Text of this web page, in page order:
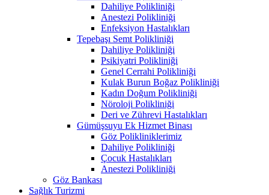
Dahiliye Polikliniği
Anestezi Polikliniği
Enfeksiyon Hastalıkları
Tepebaşı Semt Polikliniği
Dahiliye Polikliniği
Psikiyatri Polikliniği
Genel Cerrahi Polikliniği
Kulak Burun Boğaz Polikliniği
Kadın Doğum Polikliniği
Nöroloji Polikliniği
Deri ve Zührevi Hastalıkları
Gümüşsuyu Ek Hizmet Binası
Göz Polikliniklerimiz
Dahiliye Polikliniği
Çocuk Hastalıkları
Anestezi Polikliniği
Göz Bankası
Sağlık Turizmi